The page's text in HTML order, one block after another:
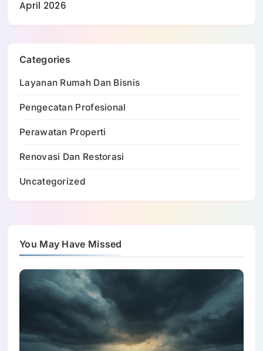
April 2026
Categories
Layanan Rumah Dan Bisnis
Pengecatan Profesional
Perawatan Properti
Renovasi Dan Restorasi
Uncategorized
You May Have Missed